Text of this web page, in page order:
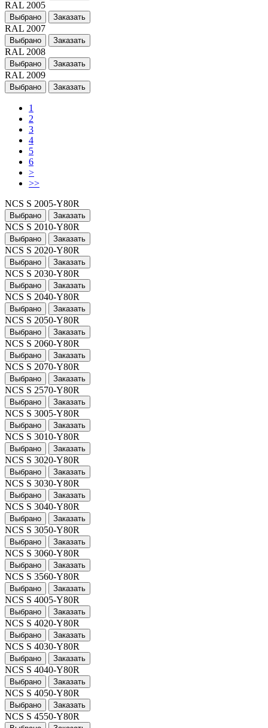
RAL 2005
Выбрано Заказать
RAL 2007
Выбрано Заказать
RAL 2008
Выбрано Заказать
RAL 2009
Выбрано Заказать
1
2
3
4
5
6
>
>>
NCS S 2005-Y80R
Выбрано Заказать
NCS S 2010-Y80R
Выбрано Заказать
NCS S 2020-Y80R
Выбрано Заказать
NCS S 2030-Y80R
Выбрано Заказать
NCS S 2040-Y80R
Выбрано Заказать
NCS S 2050-Y80R
Выбрано Заказать
NCS S 2060-Y80R
Выбрано Заказать
NCS S 2070-Y80R
Выбрано Заказать
NCS S 2570-Y80R
Выбрано Заказать
NCS S 3005-Y80R
Выбрано Заказать
NCS S 3010-Y80R
Выбрано Заказать
NCS S 3020-Y80R
Выбрано Заказать
NCS S 3030-Y80R
Выбрано Заказать
NCS S 3040-Y80R
Выбрано Заказать
NCS S 3050-Y80R
Выбрано Заказать
NCS S 3060-Y80R
Выбрано Заказать
NCS S 3560-Y80R
Выбрано Заказать
NCS S 4005-Y80R
Выбрано Заказать
NCS S 4020-Y80R
Выбрано Заказать
NCS S 4030-Y80R
Выбрано Заказать
NCS S 4040-Y80R
Выбрано Заказать
NCS S 4050-Y80R
Выбрано Заказать
NCS S 4550-Y80R